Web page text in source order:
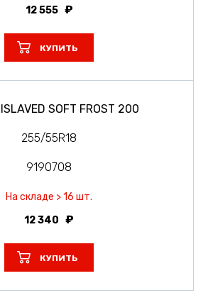
12 555
КУПИТЬ
SOFT FROST 200
255/55R18
9190708
На складе > 16 шт.
12 340
КУПИТЬ